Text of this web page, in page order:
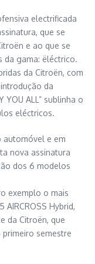
electrificada
que se
e ao que se
da gama: ëléctrico.
da Citroën, com
da
YOU ALL” sublinha o
eléctricos.
automóvel e em
nova assinatura
dos 6 modelos
exemplo o mais
Hybrid,
da Citroën, que
semestre